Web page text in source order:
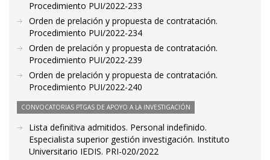
Procedimiento PUI/2022-233
Orden de prelación y propuesta de contratación.
Procedimiento PUI/2022-234
Orden de prelación y propuesta de contratación.
Procedimiento PUI/2022-239
Orden de prelación y propuesta de contratación.
Procedimiento PUI/2022-240
CONVOCATORIAS PTGAS DE APOYO A LA INVESTIGACIÓN
Lista definitiva admitidos. Personal indefinido.
Especialista superior gestión investigación. Instituto
Universitario IEDIS. PRI-020/2022